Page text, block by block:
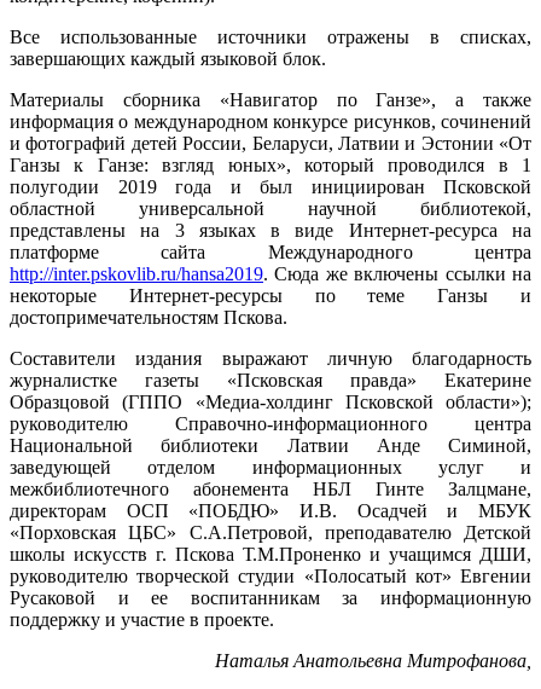
Все использованные источники отражены в списках,
завершающих каждый языковой блок.
Материалы сборника «Навигатор по Ганзе», а также
информация о международном конкурсе рисунков, сочинений
и фотографий детей России, Беларуси, Латвии и Эстонии «От
Ганзы к Ганзе: взгляд юных», который проводился в 1
полугодии 2019 года и был инициирован Псковской
областной универсальной научной библиотекой,
представлены на 3 языках в виде Интернет-ресурса на
платформе сайта Международного центра
http://inter.pskovlib.ru/hansa2019. Сюда же включены ссылки на
некоторые Интернет-ресурсы по теме Ганзы и
достопримечательностям Пскова.
Составители издания выражают личную благодарность
журналистке газеты «Псковская правда» Екатерине
Образцовой (ГППО «Медиа-холдинг Псковской области»);
руководителю Справочно-информационного центра
Национальной библиотеки Латвии Анде Симиной,
заведующей отделом информационных услуг и
межбиблиотечного абонемента НБЛ Гинте Залцмане,
директорам ОСП «ПОБДЮ» И.В. Осадчей и МБУК
«Порховская ЦБС» С.А.Петровой, преподавателю Детской
школы искусств г. Пскова Т.М.Проненко и учащимся ДШИ,
руководителю творческой студии «Полосатый кот» Евгении
Русаковой и ее воспитанникам за информационную
поддержку и участие в проекте.
Наталья Анатольевна Митрофанова